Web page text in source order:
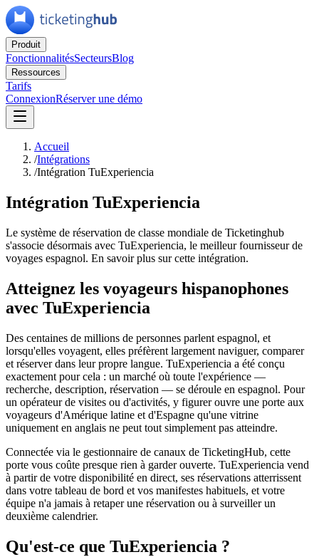
Produit
FonctionnalitésSecteursBlog
Ressources
Tarifs
ConnexionRéserver une démo
Accueil
/Intégrations
/Intégration TuExperiencia
Intégration TuExperiencia
Le système de réservation de classe mondiale de Ticketinghub
s'associe désormais avec TuExperiencia, le meilleur fournisseur de
voyages espagnol. En savoir plus sur cette intégration.
Atteignez les voyageurs hispanophones
avec TuExperiencia
Des centaines de millions de personnes parlent espagnol, et
lorsqu'elles voyagent, elles préfèrent largement naviguer, comparer
et réserver dans leur propre langue. TuExperiencia a été conçu
exactement pour cela : un marché où toute l'expérience —
recherche, description, réservation — se déroule en espagnol. Pour
un opérateur de visites ou d'activités, y figurer ouvre une porte aux
voyageurs d'Amérique latine et d'Espagne qu'une vitrine
uniquement en anglais ne peut tout simplement pas atteindre.
Connectée via le gestionnaire de canaux de TicketingHub, cette
porte vous coûte presque rien à garder ouverte. TuExperiencia vend
à partir de votre disponibilité en direct, ses réservations atterrissent
dans votre tableau de bord et vos manifestes habituels, et votre
équipe n'a jamais à retaper une réservation ou à surveiller un
deuxième calendrier.
Qu'est-ce que TuExperiencia ?